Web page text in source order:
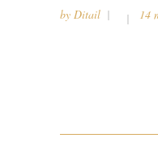
by Ditail 14